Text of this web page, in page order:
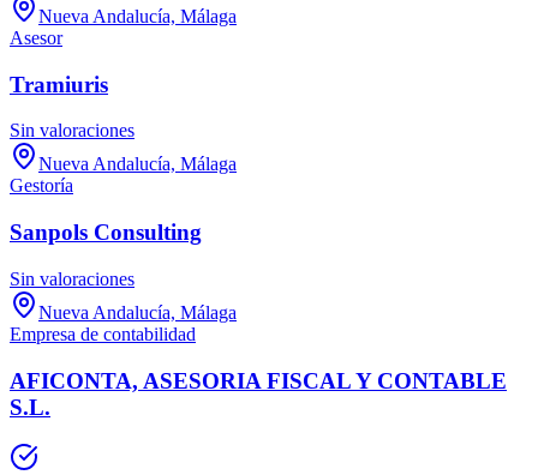
Nueva Andalucía, Málaga
Asesor
Tramiuris
Sin valoraciones
Nueva Andalucía, Málaga
Gestoría
Sanpols Consulting
Sin valoraciones
Nueva Andalucía, Málaga
Empresa de contabilidad
AFICONTA, ASESORIA FISCAL Y CONTABLE
S.L.